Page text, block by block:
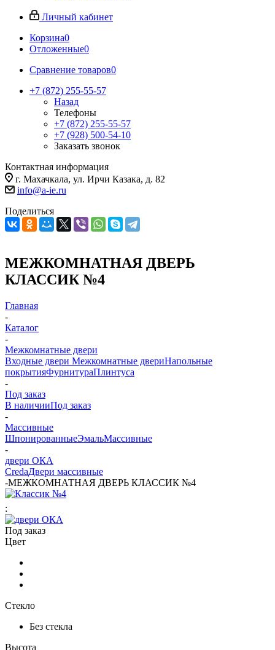
Личный кабинет
Корзина0
Отложенные0
Сравнение товаров0
+7 (872) 255-55-57
Назад
Телефоны
+7 (872) 255-55-57
+7 (928) 500-54-10
Заказать звонок
Контактная информация
г. Махачкала, ул. Ирчи Казака, д. 82
info@a-ie.ru
Поделиться
МЕЖКОМНАТНАЯ ДВЕРЬ
КЛАССИК №4
Главная
-
Каталог
-
Межкомнатные двери
Входные двери Межкомнатные двериНапольные
покрытияФурнитураПлинтуса
-
Под заказ
В наличииПод заказ
-
Массивные
ШпонированныеЭмальМассивные
-
двери ОКА
СredaДвери массивные
-МЕЖКОМНАТНАЯ ДВЕРЬ КЛАССИК №4
:
Под заказ
Цвет
Стекло
Без стекла
Высота